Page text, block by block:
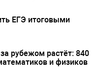
ЕГЭ итоговыми
рубежом растёт: 840
и физиков